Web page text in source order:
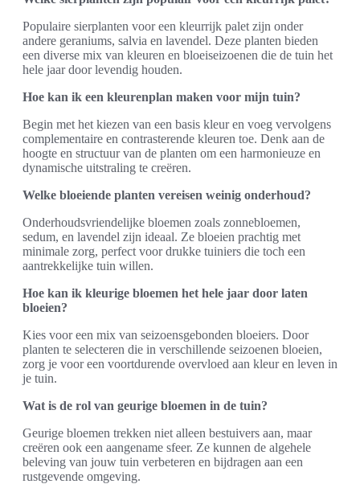
Populaire sierplanten voor een kleurrijk palet zijn onder
andere geraniums, salvia en lavendel. Deze planten bieden
een diverse mix van kleuren en bloeiseizoenen die de tuin het
hele jaar door levendig houden.
Hoe kan ik een kleurenplan maken voor mijn tuin?
Begin met het kiezen van een basis kleur en voeg vervolgens
complementaire en contrasterende kleuren toe. Denk aan de
hoogte en structuur van de planten om een harmonieuze en
dynamische uitstraling te creëren.
Welke bloeiende planten vereisen weinig onderhoud?
Onderhoudsvriendelijke bloemen zoals zonnebloemen,
sedum, en lavendel zijn ideaal. Ze bloeien prachtig met
minimale zorg, perfect voor drukke tuiniers die toch een
aantrekkelijke tuin willen.
Hoe kan ik kleurige bloemen het hele jaar door laten
bloeien?
Kies voor een mix van seizoensgebonden bloeiers. Door
planten te selecteren die in verschillende seizoenen bloeien,
zorg je voor een voortdurende overvloed aan kleur en leven in
je tuin.
Wat is de rol van geurige bloemen in de tuin?
Geurige bloemen trekken niet alleen bestuivers aan, maar
creëren ook een aangename sfeer. Ze kunnen de algehele
beleving van jouw tuin verbeteren en bijdragen aan een
rustgevende omgeving.